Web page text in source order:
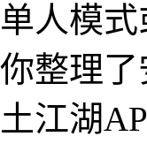
人模
整理
江湖